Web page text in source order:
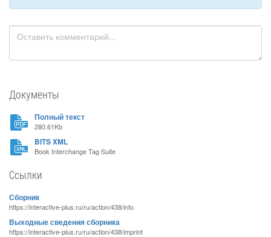
Документы
Полный текст
280.61Kb
BITS XML
Book Interchange Tag Suite
Ссылки
Сборник
https://interactive-plus.ru/ru/action/438/info
Выходные сведения сборника
https://interactive-plus.ru/ru/action/438/imprint